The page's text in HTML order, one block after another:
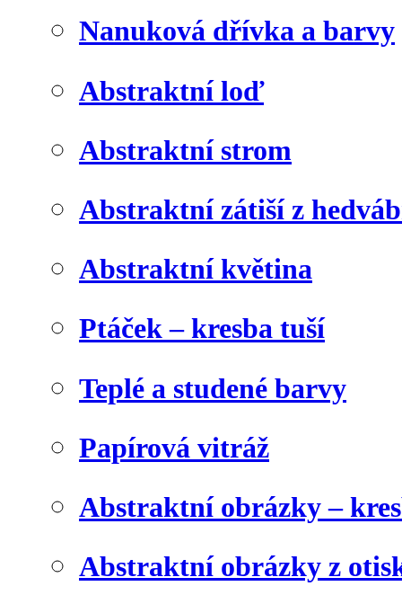
Nanuková dřívka a barvy
Abstraktní loď
Abstraktní strom
Abstraktní zátiší z
Abstraktní květina
Ptáček – kresba tuší
Teplé a studené barvy
Papírová vitráž
Abstraktní obrázky –
Abstraktní obrázky z